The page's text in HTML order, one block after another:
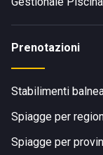
Prenotazioni
Stabilimenti
Spiagge per
Spiagge per